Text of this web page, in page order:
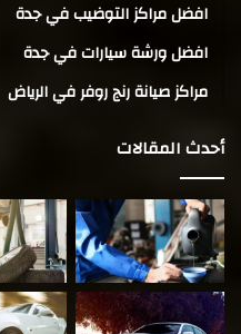
افضل مراكز التوضيب في جدة
افضل ورشة سيارات في جدة
مراكز صيانة رنج روفر في الرياض
أحدث المقالات